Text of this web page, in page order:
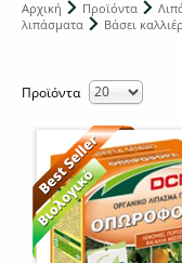
Αρχική Προϊόντα
λιπάσματα
Βάσει
Προϊόντα